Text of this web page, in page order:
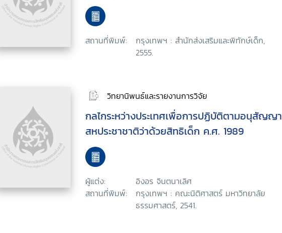
สถานที่พิมพ์:
กรุงเทพฯ : สำนักส่งเสริมและพิทักษ์เด็ก,
2555.
วิทยานิพนธ์และรายงานการวิจัย
กลไกระหว่างประเทศเพื่อการปฏิบัติตามอนุสัญญา
สหประชาชาติว่าด้วยสิทธิเด็ก ค.ศ. 1989
ผู้แต่ง:
อิงอร จินตนาเลิศ
สถานที่พิมพ์:
กรุงเทพฯ : คณะนิติศาสตร์ มหาวิทยาลัย
ธรรมศาสตร์, 2541.